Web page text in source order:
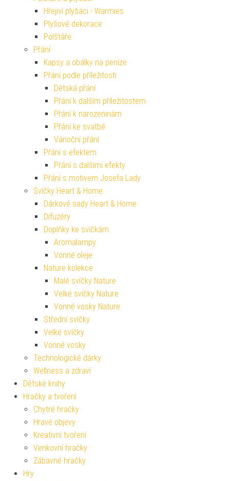
Hřejiví plyšáci - Warmies
Plyšové dekorace
Polštáře
Přání
Kapsy a obálky na peníze
Přání podle příležitosti
Dětská přání
Přání k dalším příležitostem
Přání k narozeninám
Přání ke svatbě
Vánoční přání
Přání s efektem
Přání s dalšími efekty
Přání s motivem Josefa Lady
Svíčky Heart & Home
Dárkové sady Heart & Home
Difuzéry
Doplňky ke svíčkám
Aromalampy
Vonné oleje
Nature kolekce
Malé svíčky Nature
Velké svíčky Nature
Vonné vosky Nature
Střední svíčky
Velké svíčky
Vonné vosky
Technologické dárky
Wellness a zdraví
Dětské knihy
Hračky a tvoření
Chytré hračky
Hravé objevy
Kreativní tvoření
Venkovní hračky
Zábavné hračky
Hry